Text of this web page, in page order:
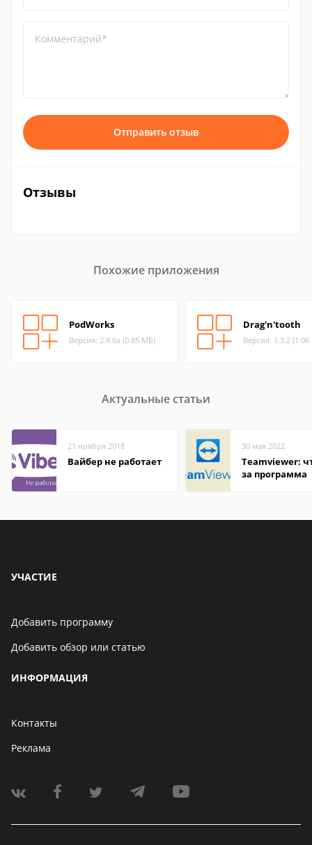
Комментарий*
Отправить отзыв
Отзывы
Похожие приложения
PodWorks
Версия: 2.9.6a (0.85 МБ)
Drag'n'tooth
Версия: 1.3.2
Актуальные статьи
21 ноября 2018
Вайбер не работает
30 мая 2022
Teamviewer:
за программа
УЧАСТИЕ
Добавить программу
Добавить обзор или статью
ИНФОРМАЦИЯ
Контакты
Реклама